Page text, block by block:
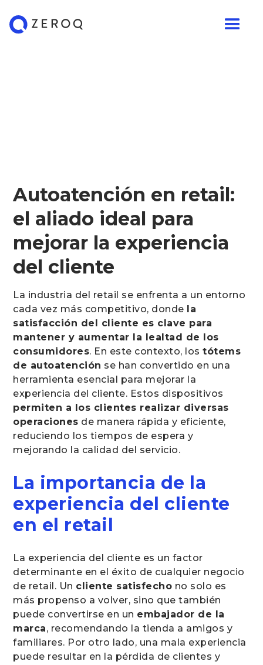
Autoatención en retail:
el aliado ideal para
mejorar la experiencia
del cliente
La industria del retail se enfrenta a un entorno
cada vez más competitivo, donde la
satisfacción del cliente es clave para
mantener y aumentar la lealtad de los
consumidores. En este contexto, lostótems
de autoatención se han convertido en una
herramienta esencial para mejorar la
experiencia del cliente. Estos dispositivos
permiten a los clientes realizar diversas
operaciones de manera rápida y eficiente,
reduciendo los tiempos de espera y
mejorando la calidad del servicio.
La importancia de la
experiencia del cliente
en el retail
La experiencia del cliente es un factor
determinante en el éxito de cualquier negocio
de retail. Un cliente satisfecho no solo es
más propenso a volver, sino que también
puede convertirse en un embajador de la
marca, recomendando la tienda a amigos y
familiares. Por otro lado, una mala experiencia
puede resultar en la pérdida de clientes y